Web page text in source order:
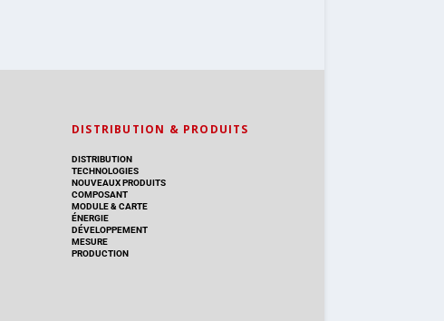
DISTRIBUTION & PRODUITS
DISTRIBUTION
TECHNOLOGIES
NOUVEAUX PRODUITS
COMPOSANT
MODULE & CARTE
ÉNERGIE
DÉVELOPPEMENT
MESURE
PRODUCTION